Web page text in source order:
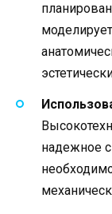
надежное